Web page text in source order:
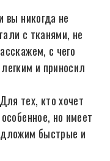
вы никогда не
с тканями, не
с чего
и приносил
Для тех, кто хочет
но имеет
быстрые и